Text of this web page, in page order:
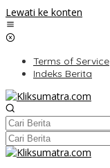
Lewati ke konten
Terms of Service
Indeks Berita